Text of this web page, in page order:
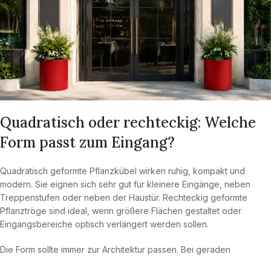
Quadratisch oder rechteckig: Welche
Form passt zum Eingang?
Quadratisch geformte Pflanzkübel wirken ruhig, kompakt und
modern. Sie eignen sich sehr gut für kleinere Eingänge, neben
Treppenstufen oder neben der Haustür. Rechteckig geformte
Pflanztröge sind ideal, wenn größere Flächen gestaltet oder
Eingangsbereiche optisch verlängert werden sollen.
Die Form sollte immer zur Architektur passen. Bei geraden